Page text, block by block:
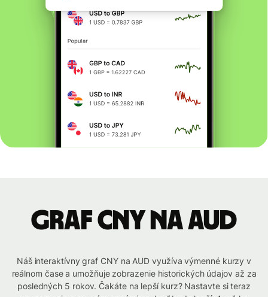
graf CNY na AUD
Náš interaktívny graf CNY na AUD využíva výmenné kurzy v
reálnom čase a umožňuje zobrazenie historických údajov až za
posledných 5 rokov. Čakáte na lepší kurz? Nastavte si teraz